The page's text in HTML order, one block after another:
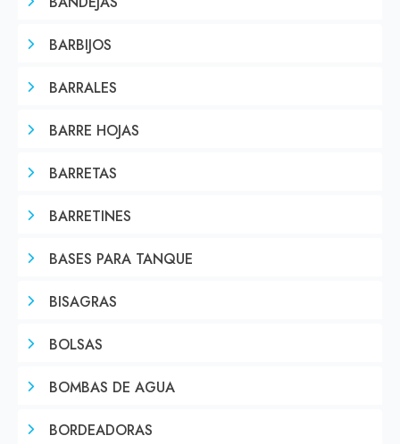
BARBIJOS
BARRALES
BARRE HOJAS
BARRETAS
BARRETINES
BASES PARA TANQUE
BISAGRAS
BOLSAS
BOMBAS DE AGUA
BORDEADORAS